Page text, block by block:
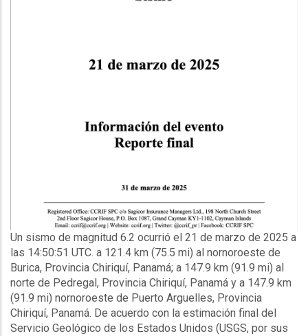
Description
Un sismo de magnitud 6.2 ocurrió el 21 de marzo de 2025 a
las 14:50:51 UTC. a 121.4 km (75.5 mi) al nornoroeste de
Burica, Provincia Chiriquí, Panamá; a 147.9 km (91.9 mi) al
norte de Pedregal, Provincia Chiriquí, Panamá y a 147.9 km
(91.9 mi) nornoroeste de Puerto Arguelles, Provincia
Chiriquí, Panamá. De acuerdo con la estimación final del
Servicio Geológico de los Estados Unidos (USGS, por sus